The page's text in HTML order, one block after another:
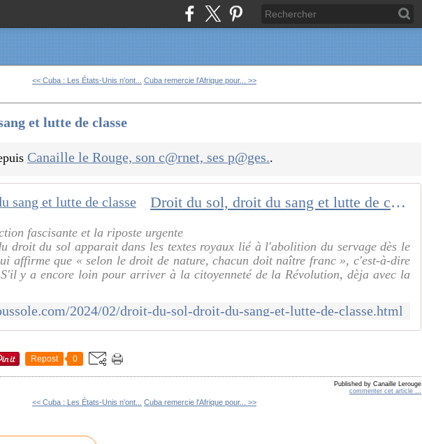
<< Cuba : Les États-Unis n'ont... Cuba remercie l'Afrique pour... >>
et lutte de classe
Canaille le Rouge, son c@rnet, ses p@ges..
Droit du sol, droit du sang et lutte de classe
fascisante et la riposte urgente
droit du sol apparait dans les textes royaux lié à l'abolition du servage dès le
affirme que « selon le droit de nature, chacun doit naître franc », c'est-à-dire
y a encore loin pour arriver à la citoyenneté de la Révolution, dèja avec la
2024/02/droit-du-sol-droit-du-sang-et-lutte-de-classe.html
Repost 0
Published by Canaille Lerouge
commenter cet article …
<< Cuba : Les États-Unis n'ont... Cuba remercie l'Afrique pour... >>